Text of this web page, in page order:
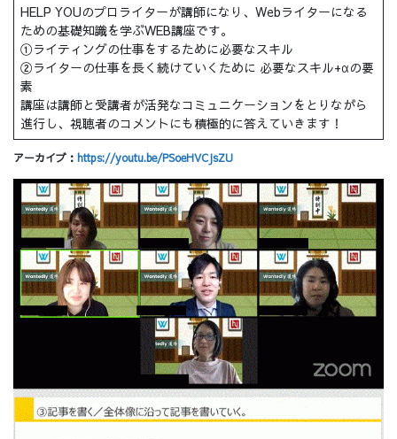
HELP YOUのプロライターが講師になり、Webライターになる
ための基礎知識を学ぶWEB講座です。
①ライティングの仕事をするために必要なスキル
②ライターの仕事を長く続けていくために 必要なスキル+αの要
素
講座は講師と受講者が活発なコミュニケーションをとりながら
進行し、視聴者のコメントにも積極的に答えていきます！
アーカイブ： https://youtu.be/PSoeHVCJsZU